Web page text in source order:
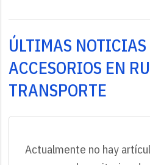
ÚLTIMAS NOTICIAS
ACCESORIOS EN
TRANSPORTE
Actualmente no hay